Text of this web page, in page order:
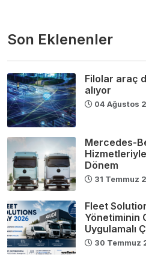
Son Eklenenler
Filolar araç
alıyor
04 Ağustos
Mercedes-
Dönem
31 Temmuz
Fleet
Yönetiminin
Uygulamalı
30 Temmuz